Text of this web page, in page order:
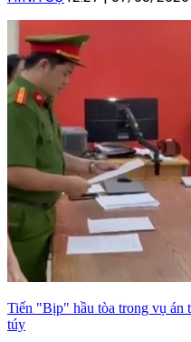
Tiến "Bịp" hầu tòa trong vụ án
túy